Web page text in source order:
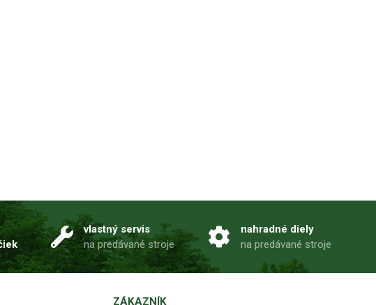
vlastný servis
na predávané stroje
nahradné diely
na predávané stroje
ZÁKAZNÍK